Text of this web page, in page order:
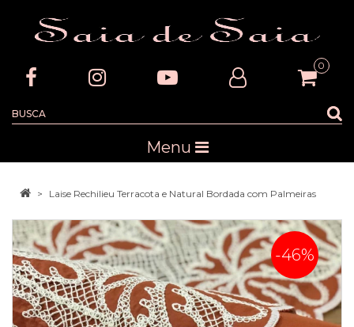
0
Menu
Laise Rechilieu Terracota e Natural Bordada com Palmeiras
-46%